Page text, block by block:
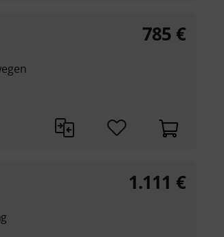
785 €
1.111 €